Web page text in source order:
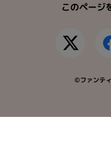
このページ
©ファンテ